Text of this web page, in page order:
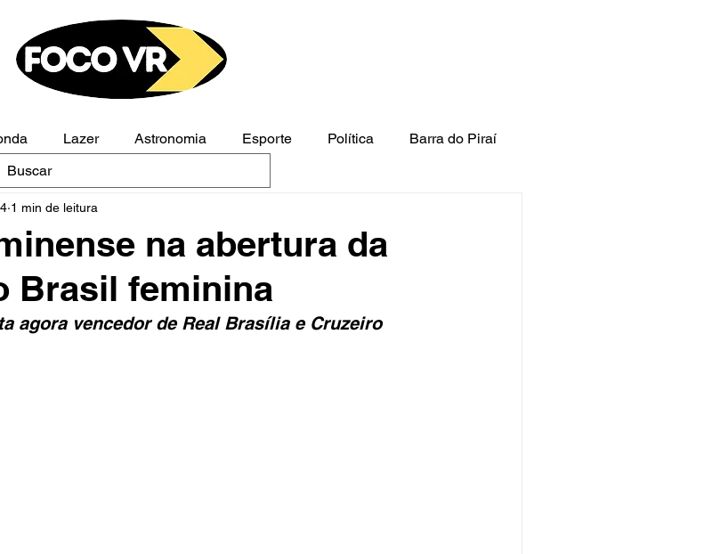
Lazer Astronomia Esporte Política Barra do Piraí
Opinião
na abertura da
Brasil feminina
1 min de leitura
agora vencedor de Real Brasília e Cruzeiro